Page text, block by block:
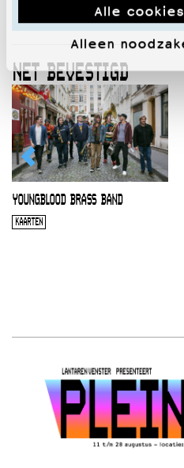
Alle
Alleen
20 DEC 2018 T/M 6 JAN 2019
NET BEVESTIGD
YOUNGBLOOD BRASS BAND
KAARTEN